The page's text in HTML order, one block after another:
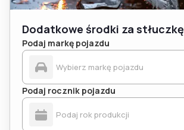
Dodatkowe środki za stłuczkę
Podaj markę pojazdu
Podaj rocznik pojazdu